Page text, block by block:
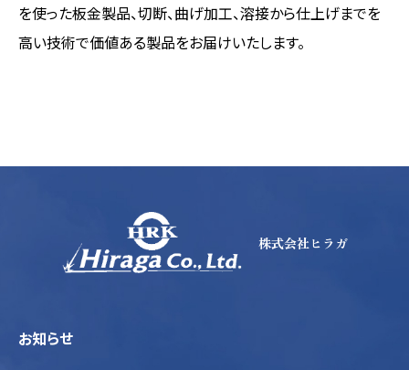
を使った板金製品、切断、曲げ加工、溶接から仕上げまでを
高い技術で価値ある製品をお届けいたします。
株式会社ヒラガ
お知らせ